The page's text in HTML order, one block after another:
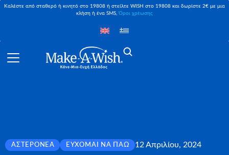
Καλέστε από σταθερό ή κινητό στο 19808 ή στείλτε WISH στο 19808 και δωρίστε 2€ με μια
κλήση ή ένα SMS,Όροι χρέωσης
ΑΣΤΕΡΟΝΈΑ ΕΎΧΟΜΑΙ ΝΑ ΠΆΩ 12 Απριλίου, 2024